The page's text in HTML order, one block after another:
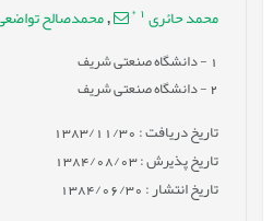
محمد حائری *
,محمدصالح تواضعی
- دانشگاه صنعتی شريف
2- دانشگاه صنعتی شریف
تاریخ دریافت : 1383/11/30
تاریخ پذیرش : 1384/08/03
تاریخ انتشار : 1384/06/30